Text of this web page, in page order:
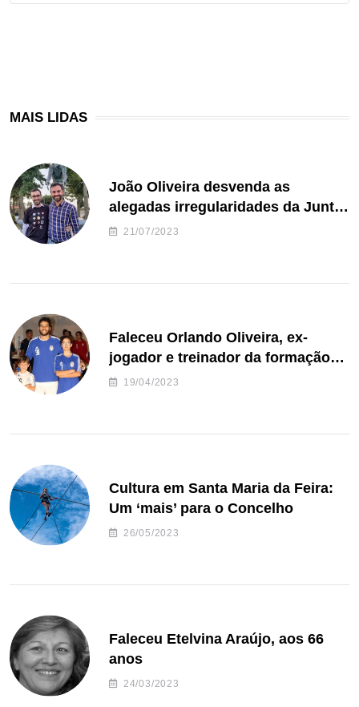
MAIS LIDAS
João Oliveira desvenda as
alegadas irregularidades da Junta
de Freguesia S. João de Ver
21/07/2023
Faleceu Orlando Oliveira, ex-
jogador e treinador da formação
de andebol do Feirense
19/04/2023
Cultura em Santa Maria da Feira:
Um ‘mais’ para o Concelho
26/05/2023
Faleceu Etelvina Araújo, aos 66
anos
24/03/2023